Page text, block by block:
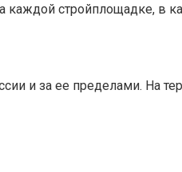
каждой стройплощадке, в
и за ее пределами. На